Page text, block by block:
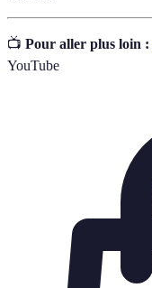
📺 Pour aller plus loin :
YouTube